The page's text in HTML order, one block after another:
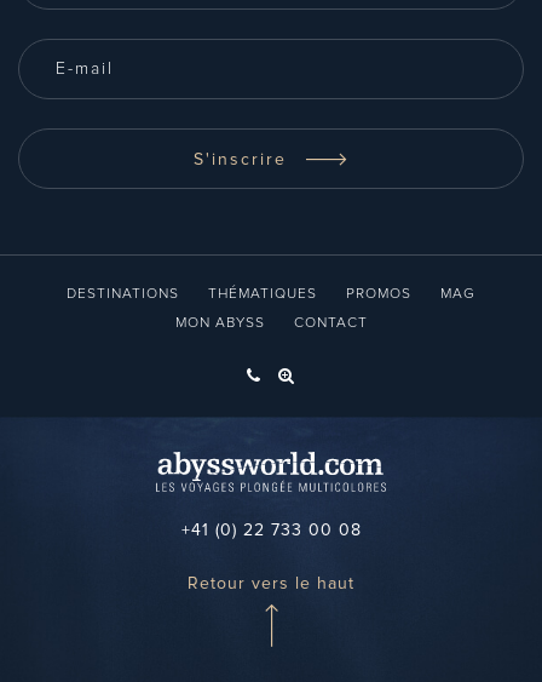
S'inscrire
DESTINATIONS THÉMATIQUES PROMOS
MAG
MON ABYSS
CONTACT
+41 (0) 22 733 00 08
Retour vers le haut